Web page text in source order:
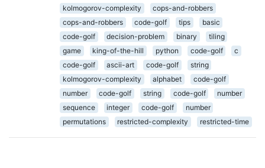
kolmogorov-complexity
cops-and-robbers
cops-and-robbers
code-golf tips
basic
code-golf
decision-problem binary
tiling
game
king-of-the-hill python code-golf
c
code-golf
ascii-art code-golf
string
kolmogorov-complexity
alphabet
code-golf
number
code-golf string code-golf
number
sequence
integer code-golf
number
permutations
restricted-complexity restricted-time